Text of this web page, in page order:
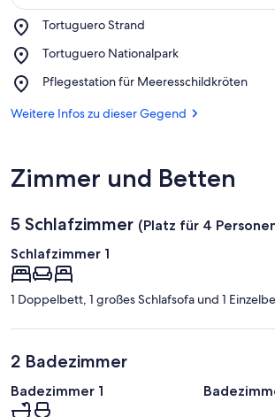
Tortuguero Strand
Place,
Strand
Tortuguero Nationalpark
Place,
Nationalpark
Pflegestation für Meeresschildkröten
Place,
für
Weitere Infos zu dieser Gegend
Zimmer und Betten
5 Schlafzimmer (Platz für 4
Schlafzimmer 1
1 Doppelbett, 1 großes Schlafsofa und 1
2 Badezimmer
Badezimmer 1